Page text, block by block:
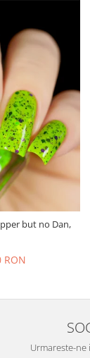
but no Dan,
RON
Urmareste-ne